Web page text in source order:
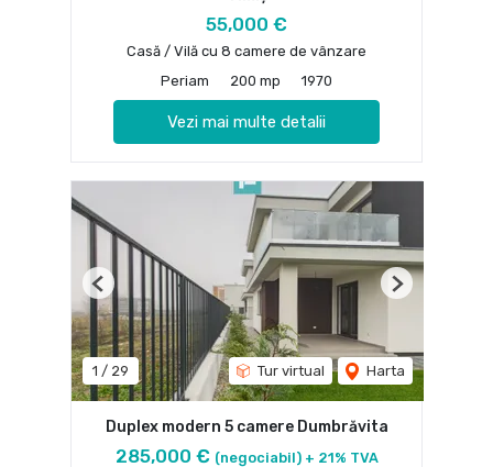
55,000 €
Casă / Vilă cu 8 camere de vânzare
Periam
200 mp 1970
Vezi mai multe detalii
1 / 29 Tur virtual Harta
Previous Next
Duplex modern 5 camere Dumbrăvita
285,000 € (negociabil) + 21% TVA